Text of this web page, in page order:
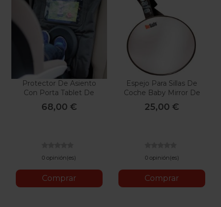
Protector De Asiento
Con Porta Tablet De
BeSafe
68,00 €
0 opinión(es)
Comprar
Espejo Para Sillas De
Coche Baby Mirror De
Besafe
25,00 €
0 opinión(es)
Comprar